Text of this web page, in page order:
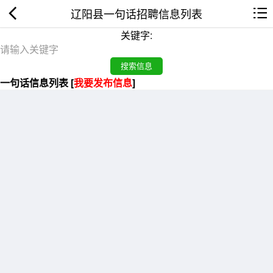
辽阳县一句话招聘信息列表
关键字:
一句话信息列表 [我要发布信息]